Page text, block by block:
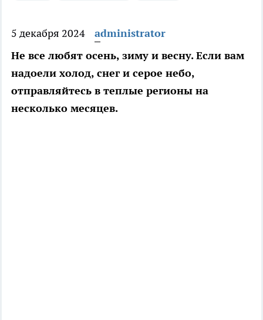
5 декабря 2024
administrator
Не все любят осень, зиму и весну. Если вам
надоели холод, снег и серое небо,
отправляйтесь в теплые регионы на
несколько месяцев.